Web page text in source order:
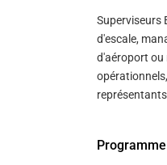
Superviseurs
d'escale,
d'aéroport ou
opérationnels,
Programme